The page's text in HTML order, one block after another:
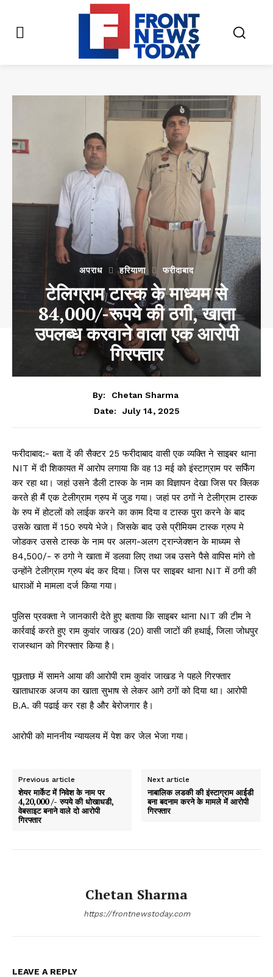
अपराध हरियाणा फरीदाबाद
टेलिग्राम टास्क के माध्यम से
84,000/-रूपये की ठगी, खाता
उपलब्ध करवाने वाला एक आरोपी
गिरफ्तार
By:
Chetan Sharma
Date:
July 14, 2025
फरीदाबाद:- बता दें की सैक्टर 25 फरीदाबाद वासी एक व्यक्ति ने साइबर थाना
NIT में दी शिकायत में आरोप लगाया कि वह 13 मई को इंस्टाग्राम पर सर्फिंग
कर रहा था। जहां उसने डैली टास्क के नाम का विज्ञापन देखा जिस पर क्लिक
करते ही मैं एक टेलीग्राम ग्रुप में जुड गया। जहां पर ठगों ने टेलीग्राम टास्क
के रुप में होटलों को लाईक करने का काम दिया व टास्क पुरा करने के बाद
उसके खाता में 150 रुपये भेजे। जिसके बाद उसे प्रीमियम टास्क ग्रुप मे
जोडकर उससे टास्क के नाम पर अलग-अलग ट्रान्जेक्शन के माध्यम से
84,500/- रु ठगो ने खाता में डलवा लिए तथा जब उसने पैसे वापिस मांगे तो
उन्होंने टेलीग्राम ग्रुप बंद कर दिया। जिस पर साइबर थाना NIT में ठगी की
धाराओं मे मामला दर्ज किया गया।
पुलिस प्रवक्ता ने जानकारी देते हुए बताया कि साइबर थाना NIT की टीम ने
कार्रवाई करते हुए राम कुवांर जाखड (20) वासी जाटों की हथाई, जिला जोधपुर
राजस्थान को गिरफ्तार किया है।
पूछताछ में सामने आया की आरोपी राम कुवांर जाखड ने पहले गिरफ्तार
खाताधारक अजय का खाता सुभाष से लेकर आगे ठगों को दिया था। आरोपी
B.A. की पढाई कर रहा है और बेरोजगार है।
आरोपी को माननीय न्यायलय में पेश कर जेल भेजा गया।
Previous article
शेयर मार्केट में निवेश के नाम पर
4,20,000 /- रुपये की धोखाधडी,
वेबसाइट बनाने वाले दो आरोपी
गिरफ्तार
Next article
नाबालिक लडकी की इंस्टाग्राम आईडी
बना बदनाम करने के मामले में आरोपी
गिरफ्तार
Chetan Sharma
https://frontnewstoday.com
LEAVE A REPLY